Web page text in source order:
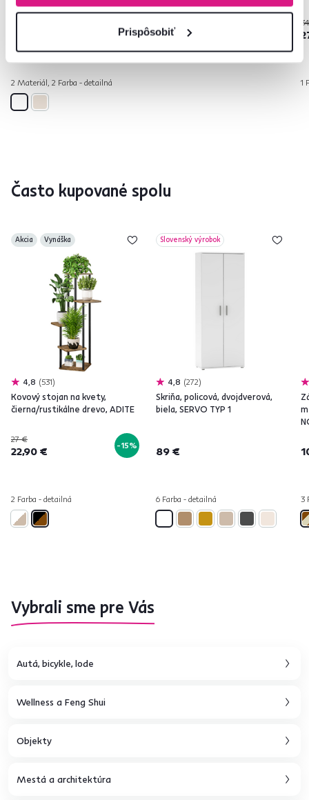
Prispôsobiť
ENOLA
-16%
2 Materiál, 2 Farba - detailná
259 €
1
Často kupované spolu
Akcia Vynáška
4,8 531
Kovový stojan na kvety,
čierna/rustikálne drevo, ADITE
27 €
22,90 € -15%
2 Farba - detailná
Slovenský výrobok
4,8 272
Skriňa, policová, dvojdverová,
biela, SERVO TYP 1
89 €
6 Farba - detailná 3
Vybrali sme pre Vás
Autá, bicykle, lode
Wellness a Feng Shui
Objekty
Mestá a architektúra